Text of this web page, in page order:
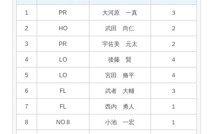
1 PR 大河原 一真 ３
2 HO 武田 尚仁 ２
3 PR 宇佐美 元太 ２
4 LO 後藤 賢 ４
5 LO 宮田 脩平 ４
6 FL 武者 大輔 ３
7 FL 西内 勇人 １
8 NO.8 小池 一宏 １